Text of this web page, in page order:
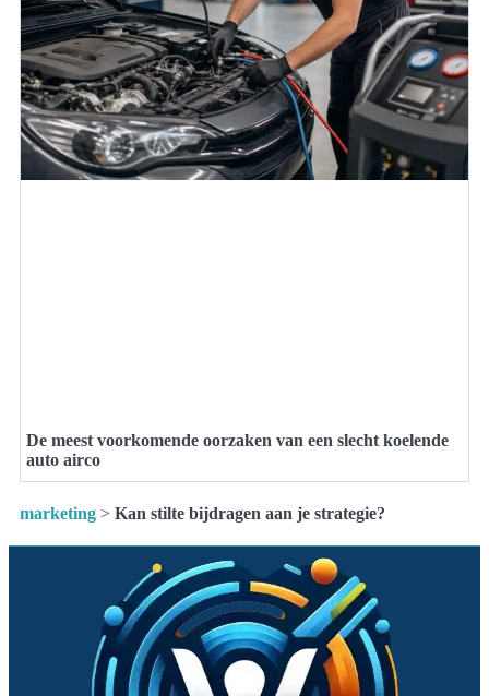
De meest voorkomende oorzaken van een slecht koelende
auto airco
marketing > Kan stilte bijdragen aan je strategie?